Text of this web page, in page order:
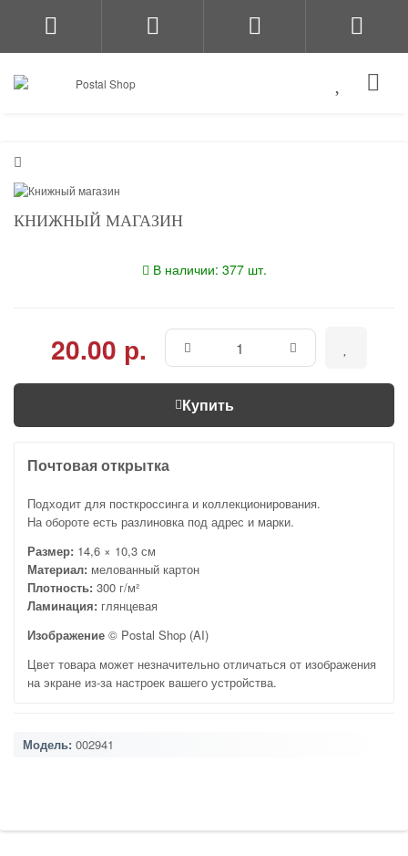
КНИЖНЫЙ МАГАЗИН
В наличии: 377 шт.
20.00 р.
Купить
Почтовая открытка
Подходит для посткроссинга и коллекционирования.
На обороте есть разлиновка под адрес и марки.
Размер: 14,6 × 10,3 см
Материал: мелованный картон
Плотность: 300 г/м²
Ламинация: глянцевая
Изображение © Postal Shop (AI)
Цвет товара может незначительно отличаться от изображения
на экране из-за настроек вашего устройства.
Модель: 002941